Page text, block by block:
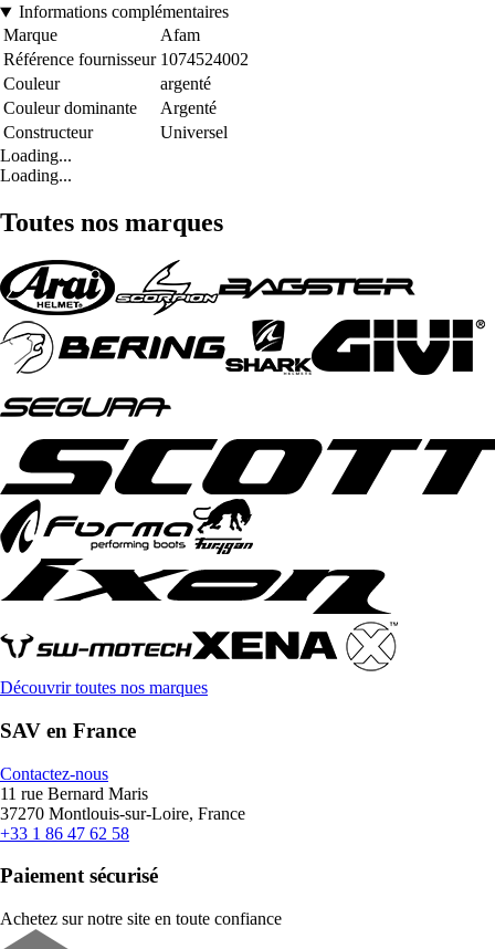
Informations complémentaires
Marque
Afam
Référence fournisseur 1074524002
Couleur
argenté
Couleur dominante
Argenté
Constructeur
Universel
Loading...
Loading...
Toutes nos marques
Découvrir toutes nos marques
SAV en France
Contactez-nous
11 rue Bernard Maris
37270 Montlouis-sur-Loire, France
+33 1 86 47 62 58
Paiement sécurisé
Achetez sur notre site en toute confiance